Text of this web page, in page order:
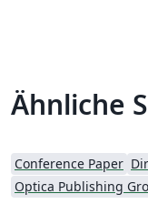
Ähnliche
Conference Paper